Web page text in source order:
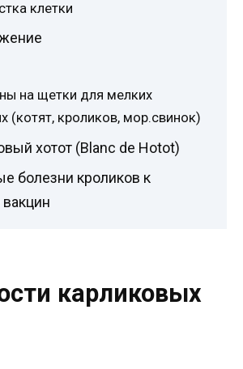
клетки
на щетки для мелких
(котят, кроликов, мор.свинок)
хотот (Blanc de Hotot)
болезни кроликов к
карликовых